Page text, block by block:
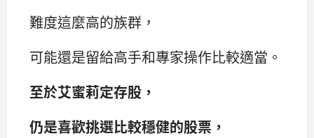
難度這麼高的族群，
可能還是留給高手和專家操作比較適當。
至於艾蜜莉定存股，
仍是喜歡挑選比較穩健的股票，